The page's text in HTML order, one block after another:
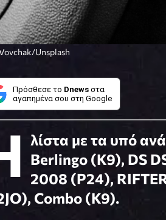
Unsplash
Πρόσθεσε το Dnews στα
αγαπημένα σου στη Google
λίστα με τα υπό
Berlingo (K9), DS
2008 (P24),
Combo (K9).